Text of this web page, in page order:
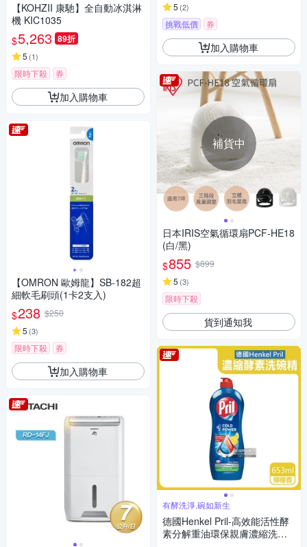
【KOHZII 康馳】全自動冰淇淋
機 KIC1035
$5,263 89折
5 (1)
限時下殺 券
加入購物車
【OMRON 歐姆龍】SB-182超
細軟毛刷頭(1卡2支入)
$238 $250
5 (3)
限時下殺 券
加入購物車
5 (2)
挑戰低價 券
加入購物車
補貨中
日本IRIS空氣循環扇PCF-HE18
(白/黑)
$855 $899
5 (3)
限時下殺
貨到通知我
有酵洗淨,碗如新生
德國Henkel Pril-高效能活性酵
素分解重油環保親膚濃縮洗碗